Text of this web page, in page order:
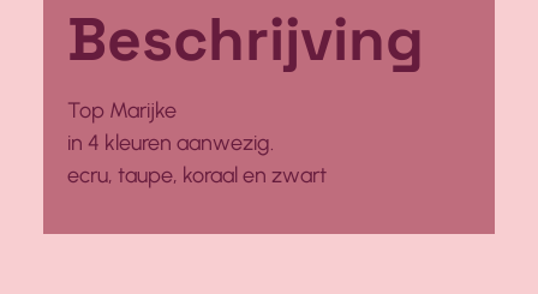
Beschrijving
Top Marijke
in 4 kleuren aanwezig.
ecru, taupe, koraal en zwart